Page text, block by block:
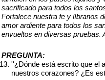
sacrificado para todos los
Fortalece nuestra fe y líbranos
amor ardiente para todos los
envueltos en diversas pruebas.
PREGUNTA:
''¿Dónde está escrito que el
nuestros corazones? ¿Es